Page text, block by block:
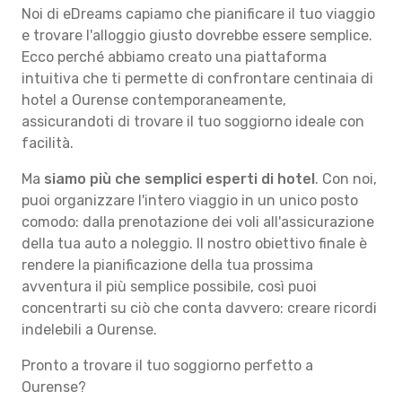
Noi di eDreams capiamo che pianificare il tuo viaggio
e trovare l'alloggio giusto dovrebbe essere semplice.
Ecco perché abbiamo creato una piattaforma
intuitiva che ti permette di confrontare centinaia di
hotel a Ourense contemporaneamente,
assicurandoti di trovare il tuo soggiorno ideale con
facilità.
Ma siamo più che semplici esperti di hotel. Con noi,
puoi organizzare l'intero viaggio in un unico posto
comodo: dalla prenotazione dei voli all'assicurazione
della tua auto a noleggio. Il nostro obiettivo finale è
rendere la pianificazione della tua prossima
avventura il più semplice possibile, così puoi
concentrarti su ciò che conta davvero: creare ricordi
indelebili a Ourense.
Pronto a trovare il tuo soggiorno perfetto a
Ourense?